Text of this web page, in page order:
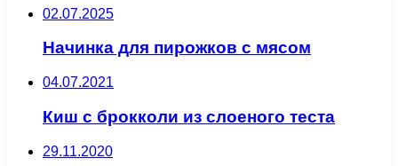
02.07.2025
Начинка для пирожков с мясом
04.07.2021
Киш с брокколи из слоеного теста
29.11.2020